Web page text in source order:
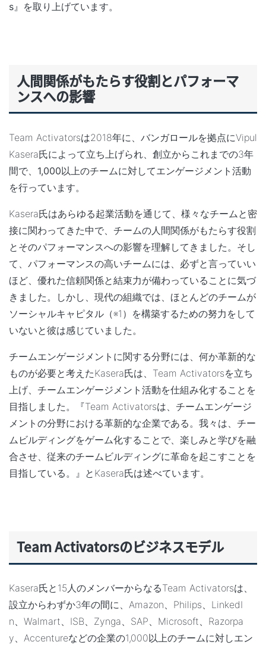
s』 を取り上げています。
人間関係がもたらす役割とパフォーマ
ンスへの影響
Team Activatorsは2018年に、バンガロールを拠点にVipul
Kasera氏によって立ち上げられ、創立からこれまでの3年
間で、 1,000以上のチームに対してエンゲージメント活動
を行っています。
Kasera氏はあらゆる起業活動を通じて、様々なチームと密
接に関わってきた中で、 チームの人間関係がもたらす役割
とそのパフォーマンスへの影響を理解してきました。そし
て、パフォーマンスの高いチームには、必ずと言っていい
ほど、 優れた信頼関係と結束力が備わっていることに気づ
きました。しかし、現代の組織では、ほとんどのチームが
ソーシャルキャピタル （※1）を構築するための努力をして
いないと彼は感じていました。
チームエンゲージメントに関する分野には、何か革新的な
ものが必要と考えたKasera氏は、Team Activatorsを立ち
上げ、チームエンゲージメント活動を仕組み化することを
目指しました。『Team Activatorsは、チームエンゲージ
メントの分野における革新的な企業である。我々は、チー
ムビルディングをゲーム化することで、楽しみと学びを融
合させ、従来のチームビルディングに革命を起こすことを
目指している。』とKasera氏は述べています。
Team Activatorsのビジネスモデル
Kasera氏と15人のメンバーからなるTeam Activatorsは、
設立からわずか3年の間に、Amazon、Philips、LinkedI
n、Walmart、ISB、Zynga、SAP、Microsoft、Razorpa
y、Accentureなどの企業の1,000以上のチームに対しエン